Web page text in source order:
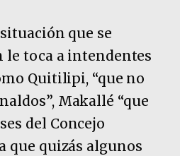
que se
le toca a intendentes
Quitilipi, “que no
Makallé “que
del Concejo
que quizás algunos